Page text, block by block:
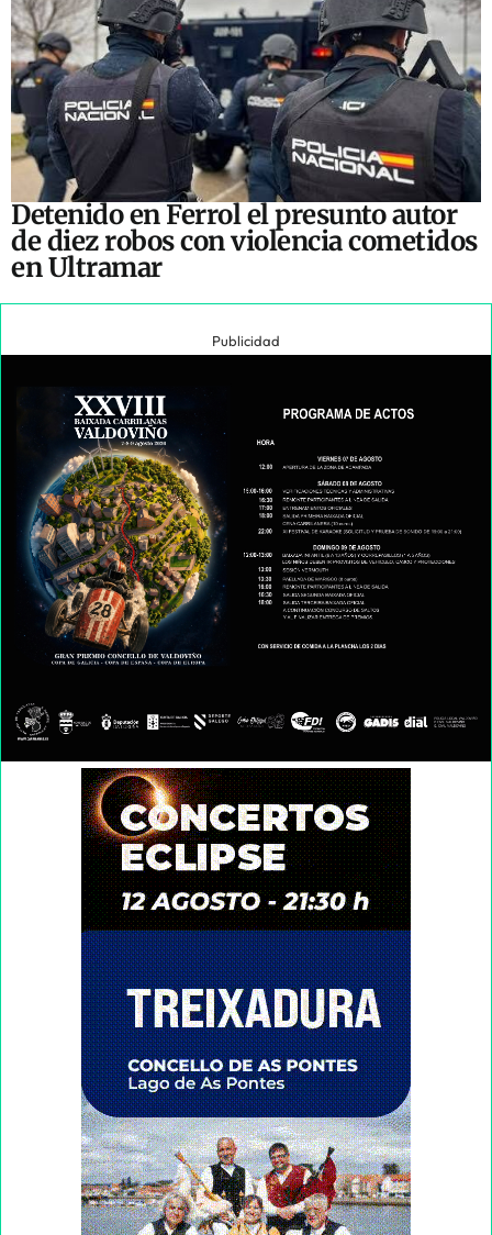
Detenido en Ferrol el presunto autor
de diez robos con violencia cometidos
en Ultramar
Publicidad